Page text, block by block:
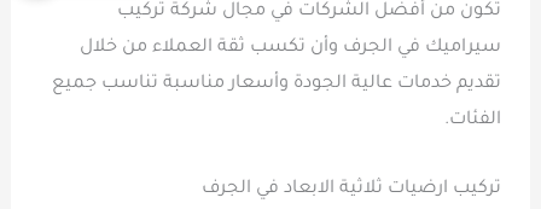
تكون من أفضل الشركات في مجال شركة تركيب
سيراميك في الجرف وأن تكسب ثقة العملاء من خلال
تقديم خدمات عالية الجودة وأسعار مناسبة تناسب جميع
الفئات.
تركيب ارضيات ثلاثية الابعاد في الجرف